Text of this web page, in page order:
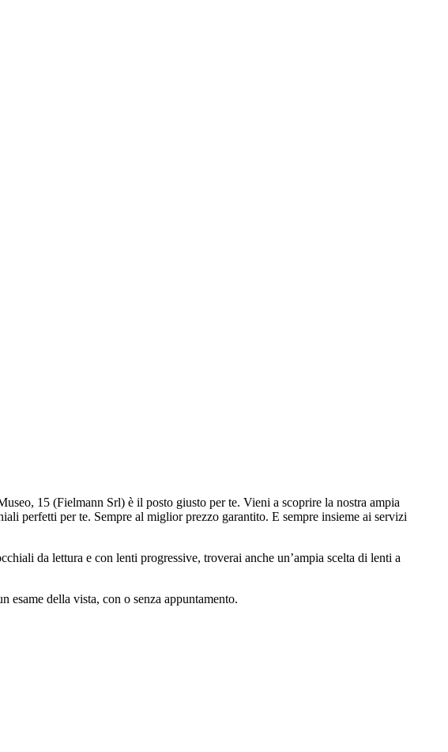
15 (Fielmann Srl) è il posto giusto per te. Vieni a scoprire la nostra ampia
perfetti per te. Sempre al miglior prezzo garantito. E sempre insieme ai servizi
da lettura e con lenti progressive, troverai anche un’ampia scelta di lenti a
esame della vista, con o senza appuntamento.